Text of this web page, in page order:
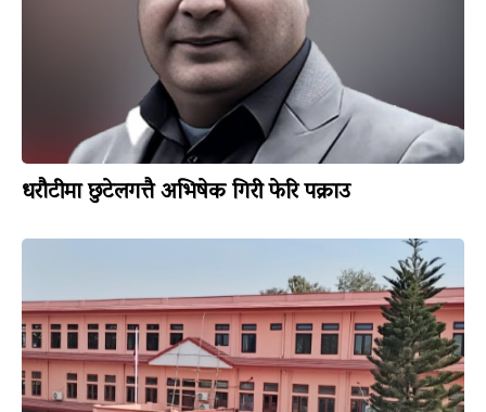
धरौटीमा छुटेलगत्तै अभिषेक गिरी फेरि पक्राउ